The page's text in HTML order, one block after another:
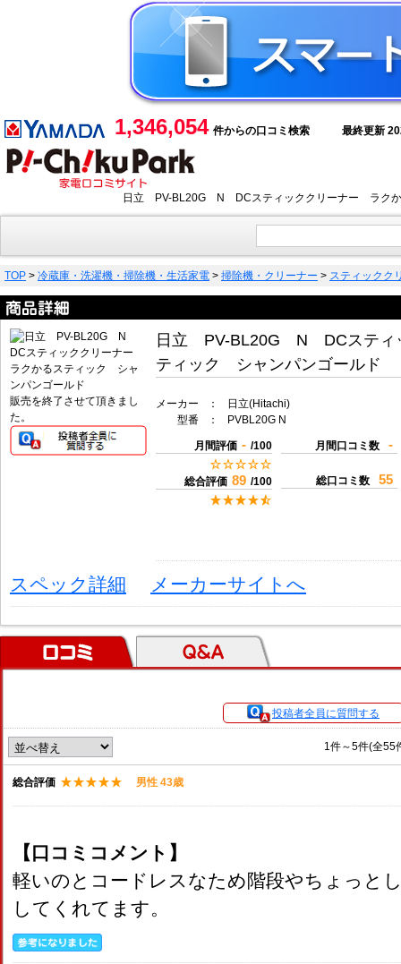
1,346,054 件からの口コミ検索 最終更新
日立 PV-BL20G N DCスティッククリーナー ラクか
TOP > 冷蔵庫・洗濯機・掃除機・生活家電 > 掃除機・クリーナー > スティックク
販売を終了させて頂きまし
た。
日立 PV-BL20G N DCスティ
ティック シャンパンゴールド
メーカー ：
日立(Hitachi)
型番
： PVBL20G N
月間評価 - /100
総合評価 89 /100
月間口コミ数 -
総口コミ数 55
スペック詳細 メーカーサイトへ
投稿者全員に質問する
1件～5件(全
総合評価 男性 43歳
【口コミコメント】
軽いのとコードレスなため階段やちょっと
してくれてます。